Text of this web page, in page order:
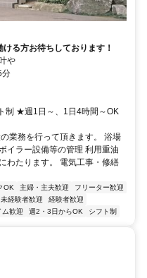
る方お待ちしております！
や
分
制 ★週1日～、1日4時間～OK
業務を行って頂きます。 浴場
イラー設備等の管理 利用重油
わたります。 電気工事・修繕
OK 主婦・主夫歓迎
フリーター歓迎
未経験者歓迎
経験者歓迎
ム歓迎 週2・3日からOK シフト制